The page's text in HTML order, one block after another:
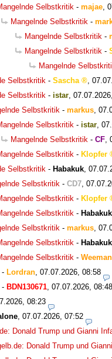
Selbstkritik - majae
Mangelnde Selbstkritik -
Mangelnde Selbstkritik -
Mangelnde Selbstkritik -
Mangelnde
Selbstkritik - Sascha
Selbstkritik - istar
Selbstkritik - markus
Selbstkritik - istar
Mangelnde Selbstkritik - CF
Selbstkritik - Klopfer
Selbstkritik - Habakuk
Selbstkritik - CD7
Selbstkritik - Klopfer
Selbstkritik - Habakuk
Selbstkritik - markus
Selbstkritik - Habakuk
Selbstkritik - Weeman
- Lordran 07.07.2026, 08:58
- BDN130671 07.07.2026, 08:48
08:23
07.07.2026, 07:52
Donald Trump und Gianni
Donald Trump und